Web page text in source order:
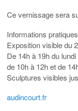
Ce vernissage sera
Informations pratiques
Exposition visible du
De 14h à 19h du
de 10h à 12h et de
Sculptures visibles
audincourt.fr